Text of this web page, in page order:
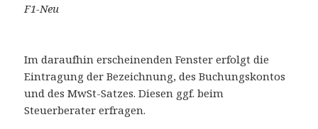
F1-Neu
Im daraufhin erscheinenden Fenster erfolgt die
Eintragung der Bezeichnung, des Buchungskontos
und des MwSt-Satzes. Diesen ggf. beim
Steuerberater erfragen.